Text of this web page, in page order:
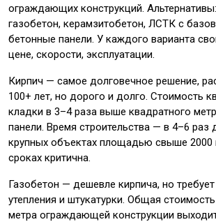
ограждающих конструкций.
газобетон, керамзитобетон, ЛСТК с
бетонные панели. У каждого варианта
цене, скорости, эксплуатации.
Кирпич — самое долговечное решение,
100+ лет, но дорого и долго. Стоимость
кладки в 3–4 раза выше квадратного
панели. Время строительства — в 4–6 раз
крупных объектах площадью свыше 2000
сроках критична.
Газобетон — дешевле кирпича, но
утепления и штукатурки. Общая
метра ограждающей конструкции